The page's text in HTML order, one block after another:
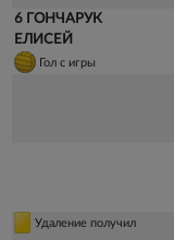
6 ГОНЧАРУК
ЕЛИСЕЙ
Гол с игры
Удаление получил